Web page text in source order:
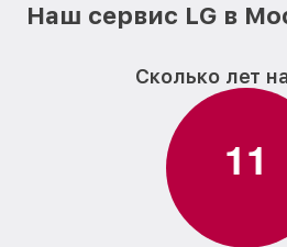
Наш сервис LG в
Сколько лет
11